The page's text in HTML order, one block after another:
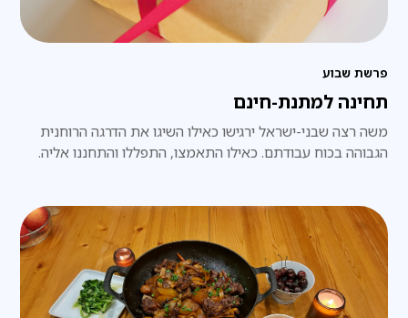
פרשת שבוע
תחינה למתנת-חינם
משה רצה שבני-ישראל ירגישו כאילו השיגו את הדרגה הרוחנית
הגבוהה בכוח עבודתם. כאילו התאמצו, התפללו והתחננו אליה.